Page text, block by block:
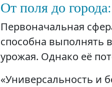
От поля до
Первоначальная
способна выполнять
урожая. Однако её
«Универсальность и